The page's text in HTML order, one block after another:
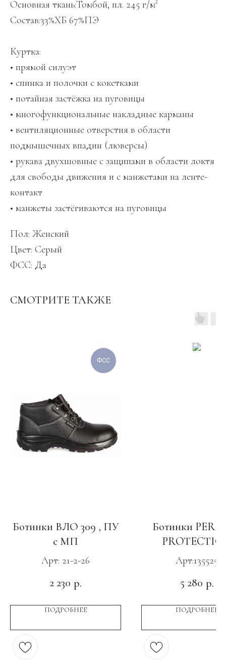
Основная ткань:Томбой, пл. 245 г/м²
Состав:33%ХБ 67%ПЭ
Куртка:
• прямой силуэт
• спинка и полочки с кокетками
• потайная застёжка на пуговицы
• многофункциональные накладные карманы
• вентиляционные отверстия в области
подмышечных впадин (люверсы)
• рукава двухшовные с защипами в области локтя
для свободы движения и с манжетами на ленте-
контакт
• манжеты застёгиваются на пуговицы
Пол: Женский
Цвет: Серый
ФСС: Да
СМОТРИТЕ ТАКЖЕ
ФСС
Ботинки ВЛО 309 , ПУ
с МП
Арт: 21-2-26
2 230 р.
ПОДРОБНЕЕ
Ботинки
Premium
Кевлар, ПУ-
КП и АС
Арт:135525
5 280 р.
ПОДРОБНЕЕ